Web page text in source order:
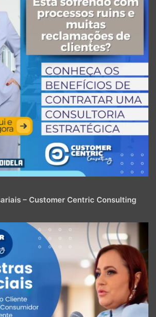
– Customer Centric Consulting